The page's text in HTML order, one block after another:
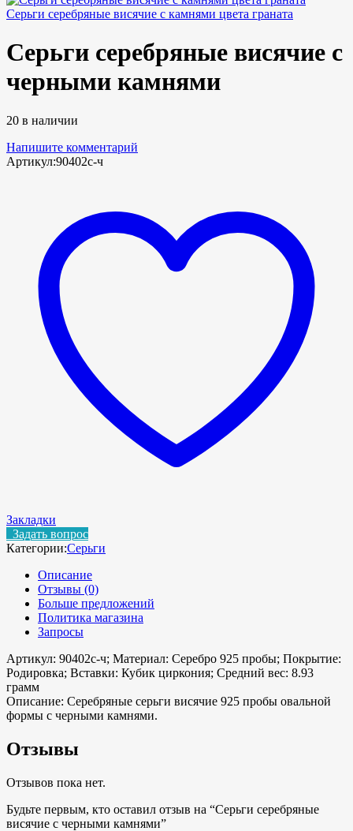
Серьги серебряные висячие с камнями цвета граната
Серьги серебряные висячие с
черными камнями
20 в наличии
Напишите комментарий
Артикул:90402с-ч
Закладки
Задать вопрос
Категории:Серьги
Описание
Отзывы (0)
Больше предложений
Политика магазина
Запросы
Артикул: 90402с-ч; Материал: Серебро 925 пробы; Покрытие:
Родировка; Вставки: Кубик циркония; Средний вес: 8.93
грамм
Описание: Серебряные серьги висячие 925 пробы овальной
формы с черными камнями.
Отзывы
Отзывов пока нет.
Будьте первым, кто оставил отзыв на “Серьги серебряные
висячие с черными камнями”